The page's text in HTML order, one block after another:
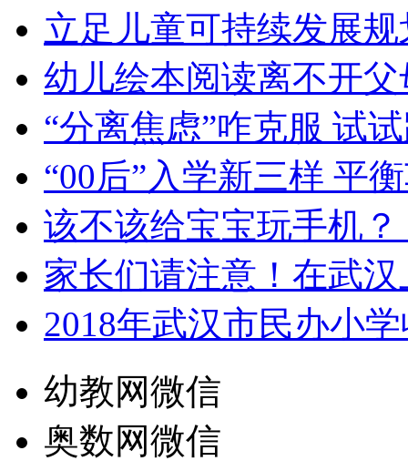
立足儿童可持续发展
幼儿绘本阅读离不开
“分离焦虑”咋克服 试
“00后”入学新三样 平
该不该给宝宝玩手机
家长们请注意！在武
2018年武汉市民办小
幼教网微信
奥数网微信